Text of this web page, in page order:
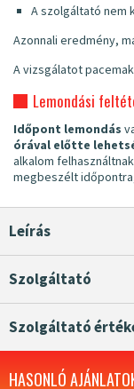
A szolgáltató nem
Azonnali eredmény,
A vizsgálatot
Lemondási
Időpont lemondás
órával előtte
alkalom
megbeszélt
Leírás
Szolgáltató
Szolgáltató
HASONLÓ